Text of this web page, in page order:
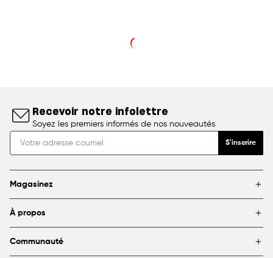
Recevoir notre infolettre
Soyez les premiers informés de nos nouveautés
S'inscrire
Magasinez
Marques
Blogue
À propos
Magasins
Communauté